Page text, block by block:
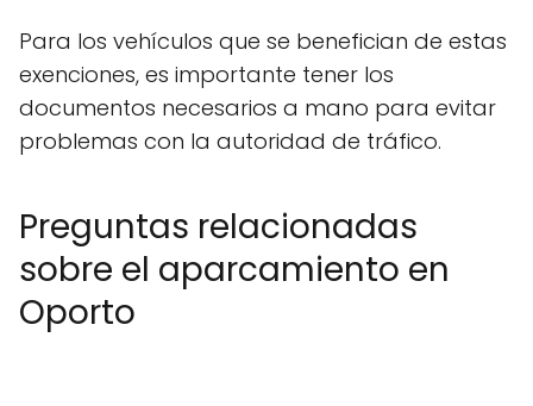
Para los vehículos que se benefician de estas
exenciones, es importante tener los
documentos necesarios a mano para evitar
problemas con la autoridad de tráfico.
Preguntas relacionadas
sobre el aparcamiento en
Oporto